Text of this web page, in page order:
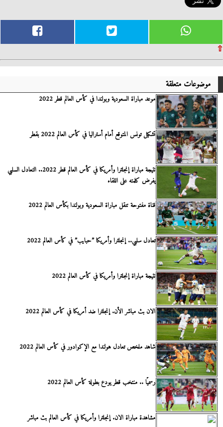
⇧
موضوعات متعلقة
موعد مباراة السعودية وبولندا في كأس العالم قطر 2022
تشكيل تونس المتوقع أمام أستراليا في كأس العالم 2022 بقطر
نتيجة مباراة إنجلترا وأمريكا في كأس العالم قطر 2022.. التعادل السلبي
يفرض كلمته على اللقاء
قناة مفتوحة تنقل مباراة السعودية وبولندا بكأس العالم 2022
تعادل سلبي.. إنجلترا وأمريكا ”حبايب” في كأس العالم 2022
نتيجة مباراة إنجلترا وأمريكا في كأس العالم 2022
الان بث مباشر الأن. إنجلترا ضد أمريكا في كأس العالم 2022
شاهد ملخص تعادل هولندا مع الإكوادور في كأس العالم 2022
رسميًا .. منتخب قطر يودع بطولة كأس العالم 2022
مشاهدة مباراة الان. إنجلترا وأمريكا في كأس العالم بث مباشر